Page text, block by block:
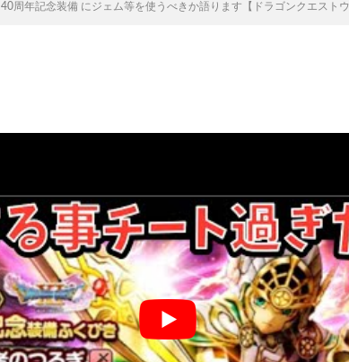
周年記念装備 にジェム等を使うべきか語ります【ドラゴンクエストウ